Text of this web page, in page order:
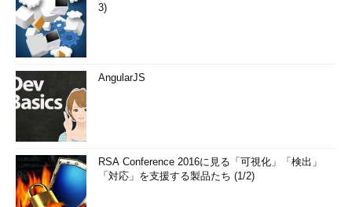
3)
AngularJS
RSA Conference 2016に見る「可視化」「検出」
「対応」を支援する製品たち (1/2)